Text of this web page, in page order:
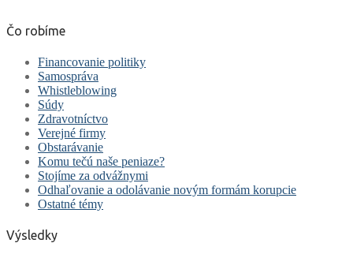
Čo robíme
Financovanie politiky
Samospráva
Whistleblowing
Súdy
Zdravotníctvo
Verejné firmy
Obstarávanie
Komu tečú naše peniaze?
Stojíme za odvážnymi
Odhaľovanie a odolávanie novým formám korupcie
Ostatné témy
Výsledky